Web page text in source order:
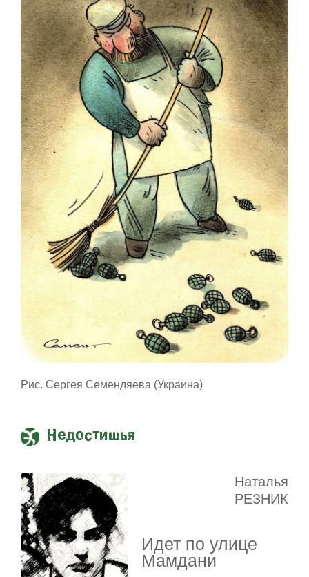
Рис. Сергея Семендяева (Украина)
Недостишья
Наталья
РЕЗНИК
Идет по улице
Мамдани